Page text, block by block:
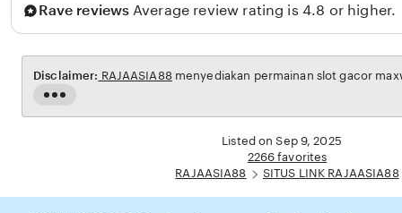
Rave reviews Average review rating is 4.8 or higher.
Read
the
Disclaimer: RAJAASIA88menyediakan permainan slot gacor
Listed on Sep 9, 2025
2266 favorites
RAJAASIA88
SITUS LINK RAJAASIA88